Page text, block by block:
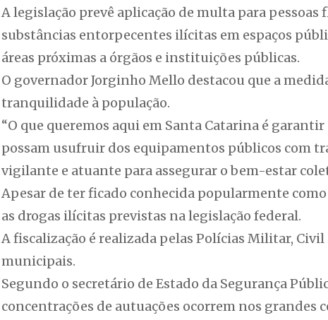
A legislação prevê aplicação de multa para
substâncias entorpecentes ilícitas em espaços
áreas próximas a órgãos e instituições públicas.
O governador Jorginho Mello destacou que a
tranquilidade à população.
“O que queremos aqui em Santa Catarina é
possam usufruir dos equipamentos públicos com
vigilante e atuante para assegurar o bem-estar
Apesar de ter ficado conhecida popularmente
as drogas ilícitas previstas na legislação federal.
A fiscalização é realizada pelas Polícias Militar,
municipais.
Segundo o secretário de Estado da Segurança
concentrações de autuações ocorrem nos grandes